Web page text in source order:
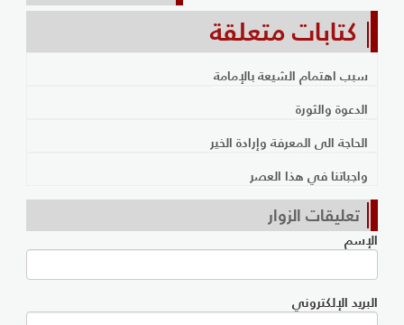
كتابات متعلقة
سبب اهتمام الشيعة بالإمامة
الدعوة والثورة
الحاجة الى المعرفة وإرادة الخير
واجباتنا في هذا العصر
تعليقات الزوار
الإسم
البريد الإلكتروني